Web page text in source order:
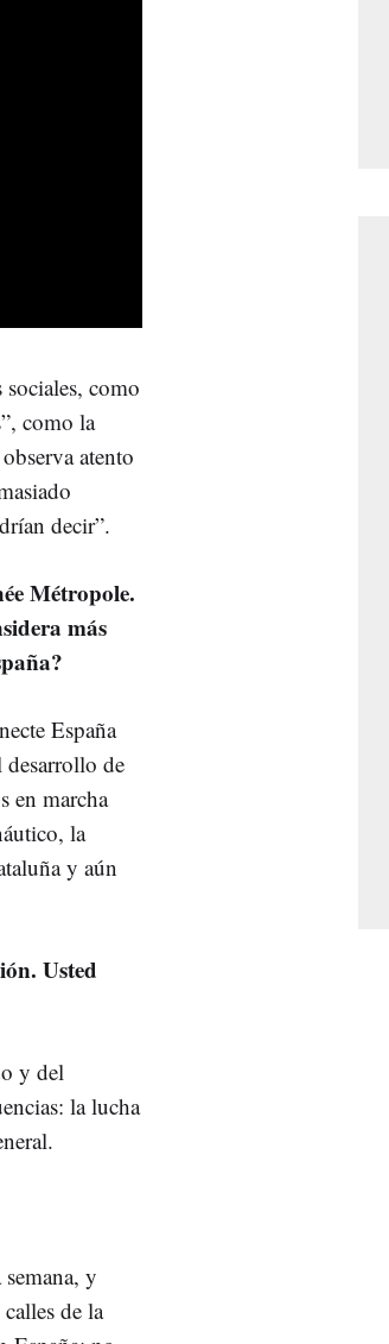
sociales, como
como la
atento
decir”.
Métropole.
más
España
desarrollo de
en marcha
la
y aún
Usted
y del
la lucha
y
de la